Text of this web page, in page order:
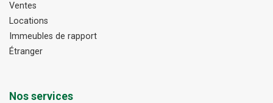
Ventes
Locations
Immeubles de rapport
Étranger
Nos services